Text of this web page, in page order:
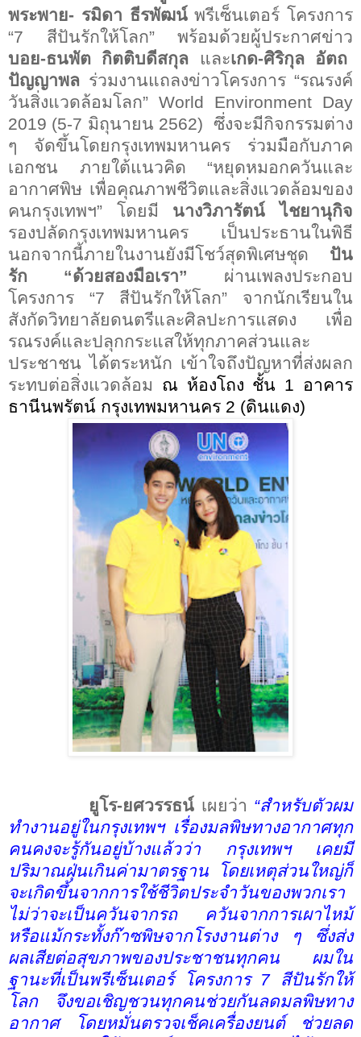
พระพาย- รมิดา ธีรพัฒน์พรีเซ็นเตอร์ โครงการ
“7 สีปันรักให้โลก”
พร้อมด้วยผู้ประกาศข่าว
บอย-ธนพัต กิตติบดีสกุล
และเกด-ศิริกุล อัตถ
ปัญญาพล ร่วมงานแถลงข่าวโครงการ “รณรงค์
วันสิ่งแวดล้อมโลก” World Environment Day
2019 (5-7 มิถุนายน 2562) ซึ่งจะมีกิจกรรมต่าง
ๆ จัดขึ้นโดยกรุงเทพมหานคร ร่วมมือกับภาค
เอกชน ภายใต้แนวคิด “หยุดหมอกควันและ
อากาศพิษ เพื่อคุณภาพชีวิตและสิ่งแวดล้อมของ
คนกรุงเทพฯ” โดยมี นางวิภารัตน์ ไชยานุกิจ
รองปลัดกรุงเทพมหานคร เป็นประธานในพิธี
นอกจากนี้ภายในงานยังมีโชว์สุดพิเศษชุด ปัน
รัก “ด้วยสองมือเรา”
ผ่านเพลงประกอบ
โครงการ “7 สีปันรักให้โลก” จากนักเรียนใน
สังกัดวิทยาลัยดนตรีและศิลปะการแสดง เพื่อ
รณรงค์และปลุกกระแสให้ทุกภาคส่วนและ
ประชาชน ได้ตระหนัก เข้าใจถึงปัญหาที่ส่งผลก
ระทบต่อสิ่งแวดล้อม ณ ห้องโถง ชั้น 1 อาคาร
ธานีนพรัตน์ กรุงเทพมหานคร 2 (ดินแดง)
ยูโร-ยศวรรธน์ เผยว่า “สำหรับตัวผม
ทำงานอยู่ในกรุงเทพฯ เรื่องมลพิษทางอากาศทุก
คนคงจะรู้กันอยู่บ้างแล้วว่า กรุงเทพฯ เคยมี
ปริมาณฝุ่นเกินค่ามาตรฐาน โดยเหตุส่วนใหญ่ก็
จะเกิดขึ้นจากการใช้ชีวิตประจำวันของพวกเรา
ไม่ว่าจะเป็นควันจากรถ ควันจากการเผาไหม้
หรือแม้กระทั้งก๊าซพิษจากโรงงานต่าง ๆ ซึ่งส่ง
ผลเสียต่อสุขภาพของประชาชนทุกคน ผมใน
ฐานะที่เป็นพรีเซ็นเตอร์ โครงการ 7 สีปันรักให้
โลก จึงขอเชิญชวนทุกคนช่วยกันลดมลพิษทาง
อากาศ โดยหมั่นตรวจเช็คเครื่องยนต์ ช่วยลด